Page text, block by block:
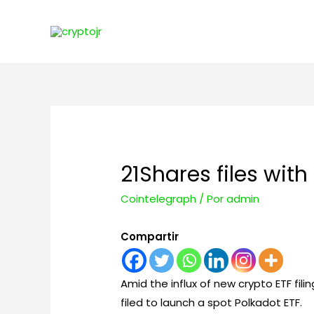
21Shares files with
Cointelegraph / Poradmin
Compartir
Amid the influx of new crypto ETF
filed to launch a spot Polkadot ETF.